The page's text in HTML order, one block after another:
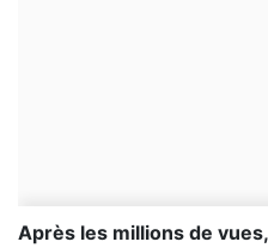
Après les millions de